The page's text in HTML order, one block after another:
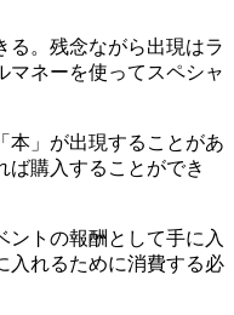
る。残念ながら出現はラ
マネーを使ってスペシャ
本」が出現することがあ
ば購入することができ
ントの報酬として手に入
入れるために消費する必